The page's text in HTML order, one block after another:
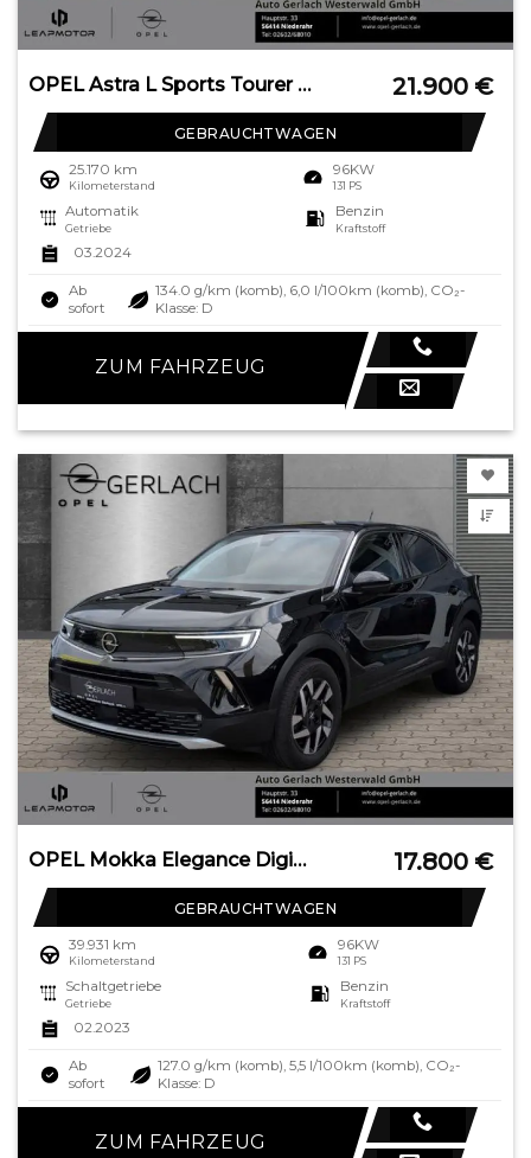
OPEL Astra L Sports Tourer Business Elegance Navi Dig 21.900 €
GEBRAUCHTWAGEN
25.170 km
Kilometerstand
96KW
131 PS
Automatik
Getriebe
Benzin
Kraftstoff
03.2024
Ab
sofort
134.0 g/km (komb), 6,0 l/100km (komb), CO₂-
Klasse: D
ZUM FAHRZEUG
OPEL Mokka Elegance Digitales Cockpit LED Apple CarPl 17.800 €
GEBRAUCHTWAGEN
39.931 km
Kilometerstand
96KW
131 PS
Schaltgetriebe
Getriebe
Benzin
Kraftstoff
02.2023
Ab
sofort
127.0 g/km (komb), 5,5 l/100km (komb), CO₂-
Klasse: D
ZUM FAHRZEUG